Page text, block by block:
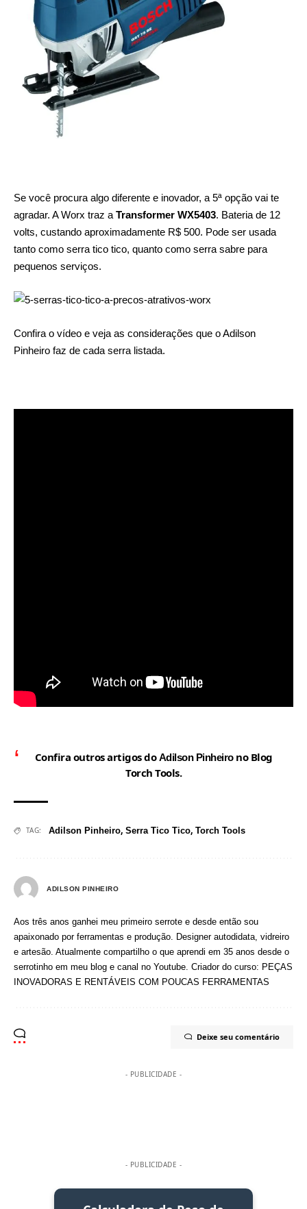
Se você procura algo diferente e inovador, a 5ª opção vai te
agradar. A Worx traz aTransformer WX5403. Bateria de 12
volts, custando aproximadamente R$ 500. Pode ser usada
tanto como serra tico tico, quanto como serra sabre para
pequenos serviços.
Confira o vídeo e veja as considerações que o Adilson
Pinheiro faz de cada serra listada.
Confira outros artigos doAdilson Pinheirono Blog
Torch Tools.
TAG: Adilson Pinheiro, Serra Tico Tico, Torch Tools
ADILSON PINHEIRO
Aos três anos ganhei meu primeiro serrote e desde então sou
apaixonado por ferramentas e produção. Designer autodidata, vidreiro
e artesão. Atualmente compartilho o que aprendi em 35 anos desde o
serrotinho em meu blog e canal no Youtube. Criador do curso: PEÇAS
INOVADORAS E RENTÁVEIS COM POUCAS FERRAMENTAS
Deixe seu comentário
- PUBLICIDADE -
- PUBLICIDADE -